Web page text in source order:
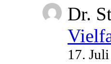
Dr.
17.